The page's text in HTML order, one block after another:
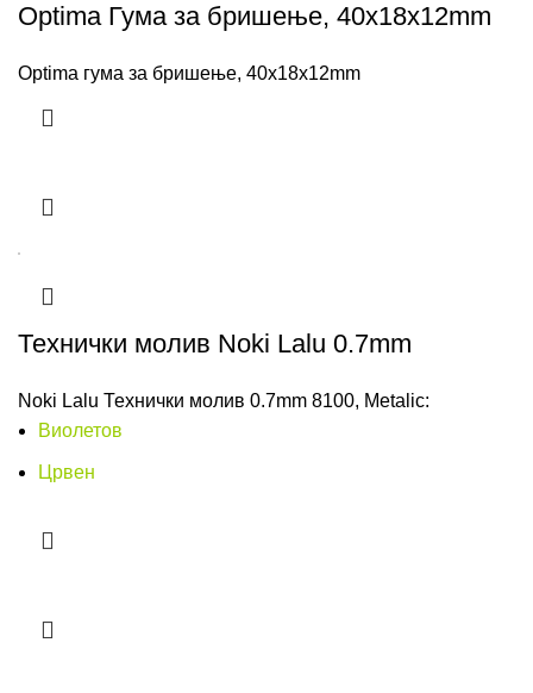
Optima Гума за бришење, 40x18x12mm
Optima гума за бришење, 40x18x12mm
Технички молив Noki Lalu 0.7mm
Noki Lalu Технички молив 0.7mm 8100, Metalic:
Виолетов
Црвен